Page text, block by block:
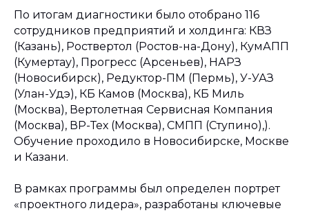
По итогам диагностики было отобрано 116
сотрудников предприятий и холдинга: КВЗ
(Казань), Роствертол (Ростов-на-Дону), КумАПП
(Кумертау), Прогресс (Арсеньев), НАРЗ
(Новосибирск), Редуктор-ПМ (Пермь), У-УАЗ
(Улан-Удэ), КБ Камов (Москва), КБ Миль
(Москва), Вертолетная Сервисная Компания
(Москва), ВР-Тех (Москва), СМПП (Ступино),).
Обучение проходило в Новосибирске, Москве
и Казани.
В рамках программы был определен портрет
«проектного лидера», разработаны ключевые